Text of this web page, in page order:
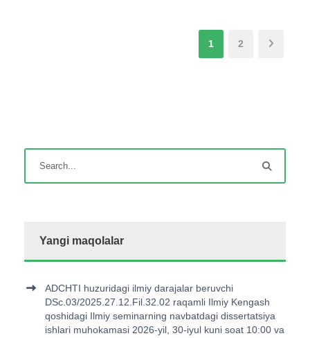
1 2
Yangi maqolalar
ADCHTI huzuridagi ilmiy darajalar beruvchi
DSc.03/2025.27.12.Fil.32.02 raqamli Ilmiy Kengash
qoshidagi Ilmiy seminarning navbatdagi dissertatsiya
ishlari muhokamasi 2026-yil, 30-iyul kuni soat 10:00 va